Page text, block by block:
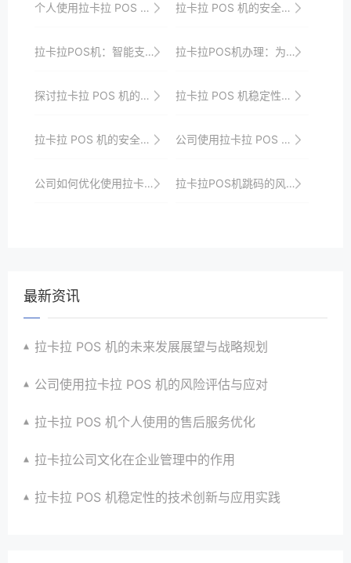
个人使用拉卡拉 POS 机的经验分享 拉卡拉 POS 机的安全认证体系
拉卡拉POS机：智能支付的领导者 拉卡拉POS机办理：为你的支付提供更多可能性
探讨拉卡拉 POS 机的创新发展路径 拉卡拉 POS 机稳定性测试方法与案例
拉卡拉 POS 机的安全保障机制 公司使用拉卡拉 POS 机的流程优化
公司如何优化使用拉卡拉 POS 机 拉卡拉POS机跳码的风险防范
最新资讯
拉卡拉 POS 机的未来发展展望与战略规划
公司使用拉卡拉 POS 机的风险评估与应对
拉卡拉 POS 机个人使用的售后服务优化
拉卡拉公司文化在企业管理中的作用
拉卡拉 POS 机稳定性的技术创新与应用实践